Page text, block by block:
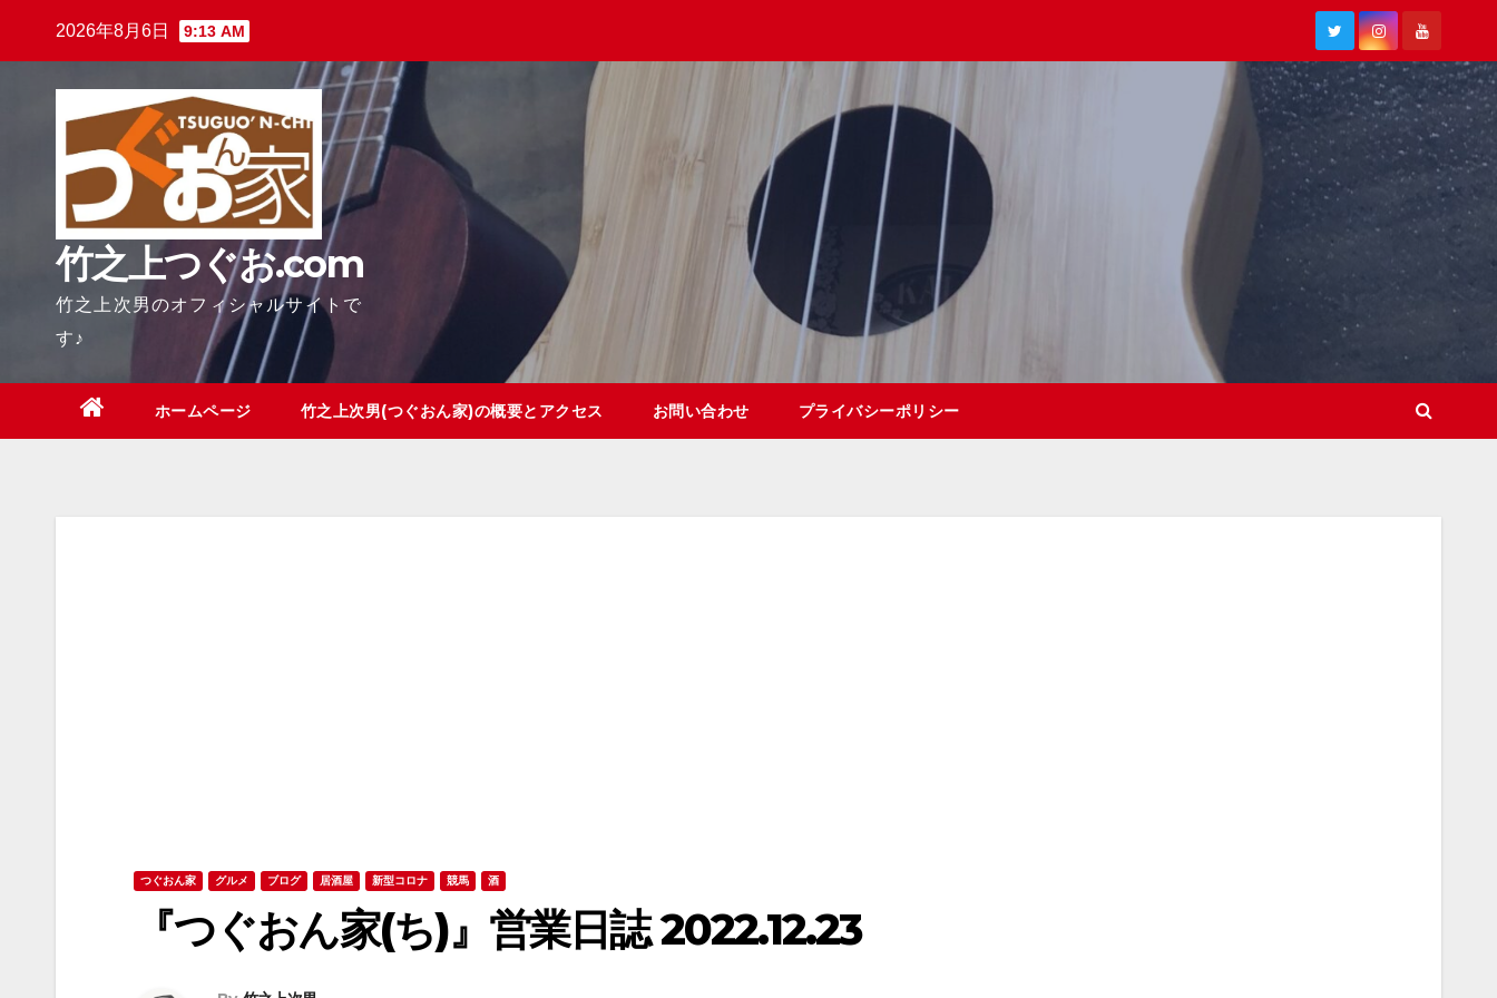
2026年8月6日 9:13 AM
竹之上つぐお.com
竹之上次男のオフィシャルサイトで
す♪
ホームページ 竹之上次男(つぐおん家)の概要とアクセス お問い合わせ プライバシーポリシー
つぐおん家 グルメ ブログ 居酒屋 新型コロナ 競馬 酒
『つぐおん家(ち)』営業日誌 2022.12.23